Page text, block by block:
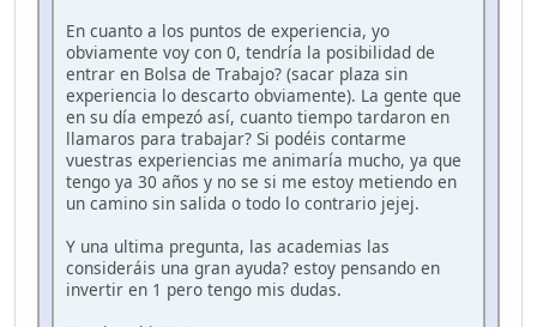
En cuanto a los puntos de experiencia, yo
obviamente voy con 0, tendría la posibilidad de
entrar en Bolsa de Trabajo? (sacar plaza sin
experiencia lo descarto obviamente). La gente que
en su día empezó así, cuanto tiempo tardaron en
llamaros para trabajar? Si podéis contarme
vuestras experiencias me animaría mucho, ya que
tengo ya 30 años y no se si me estoy metiendo en
un camino sin salida o todo lo contrario jejej.
Y una ultima pregunta, las academias las
consideráis una gran ayuda? estoy pensando en
invertir en 1 pero tengo mis dudas.